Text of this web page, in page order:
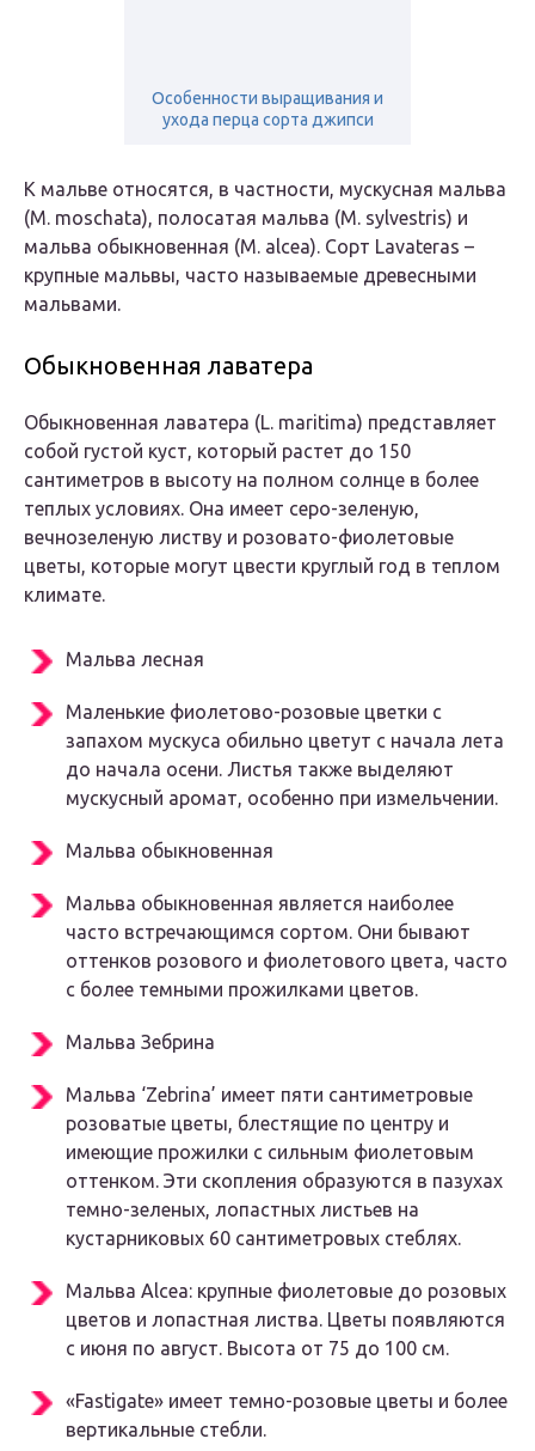
Особенности выращивания и
ухода перца сорта джипси
К мальве относятся, в частности, мускусная мальва
(M. moschata), полосатая мальва (M. sylvestris) и
мальва обыкновенная (M. alcea). Сорт Lavateras –
крупные мальвы, часто называемые древесными
мальвами.
Обыкновенная лаватера
Обыкновенная лаватера (L. maritima) представляет
собой густой куст, который растет до 150
сантиметров в высоту на полном солнце в более
теплых условиях. Она имеет серо-зеленую,
вечнозеленую листву и розовато-фиолетовые
цветы, которые могут цвести круглый год в теплом
климате.
Мальва лесная
Маленькие фиолетово-розовые цветки с
запахом мускуса обильно цветут с начала лета
до начала осени. Листья также выделяют
мускусный аромат, особенно при измельчении.
Мальва обыкновенная
Мальва обыкновенная является наиболее
часто встречающимся сортом. Они бывают
оттенков розового и фиолетового цвета, часто
с более темными прожилками цветов.
Мальва Зебрина
Мальва ‘Zebrina’ имеет пяти сантиметровые
розоватые цветы, блестящие по центру и
имеющие прожилки с сильным фиолетовым
оттенком. Эти скопления образуются в пазухах
темно-зеленых, лопастных листьев на
кустарниковых 60 сантиметровых стеблях.
Мальва Аlcea: крупные фиолетовые до розовых
цветов и лопастная листва. Цветы появляются
с июня по август. Высота от 75 до 100 см.
«Fastigate» имеет темно-розовые цветы и более
вертикальные стебли.